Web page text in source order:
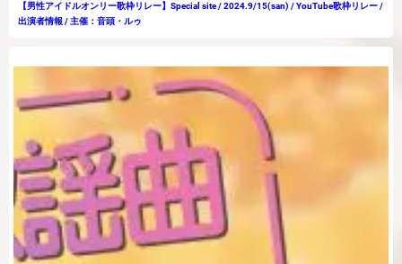
【男性アイドルオンリー歌枠リレー】Special site / 2024.9/15(san) / YouTube歌枠リレー /
出演者情報 / 主催：音頭・ルゥ